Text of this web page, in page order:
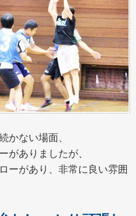
かない場面、
がありましたが、
ーがあり、非常に良い雰囲